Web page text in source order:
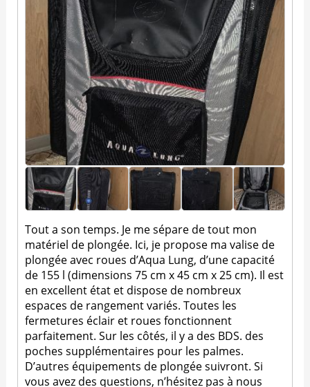
Tout a son temps. Je me sépare de tout mon
matériel de plongée. Ici, je propose ma valise de
plongée avec roues d’Aqua Lung, d’une capacité
de 155 l (dimensions 75 cm x 45 cm x 25 cm). Il est
en excellent état et dispose de nombreux
espaces de rangement variés. Toutes les
fermetures éclair et roues fonctionnent
parfaitement. Sur les côtés, il y a des BDS. des
poches supplémentaires pour les palmes.
D’autres équipements de plongée suivront. Si
vous avez des questions, n’hésitez pas à nous